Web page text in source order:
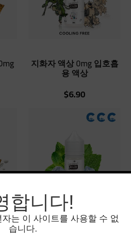
지화자 액상 0mg 입호흡
용 액상
$6.90
울트라멘솔 액상 0mg 입
합니다!
는 이 사이트를 사용할 수 없
습니다.